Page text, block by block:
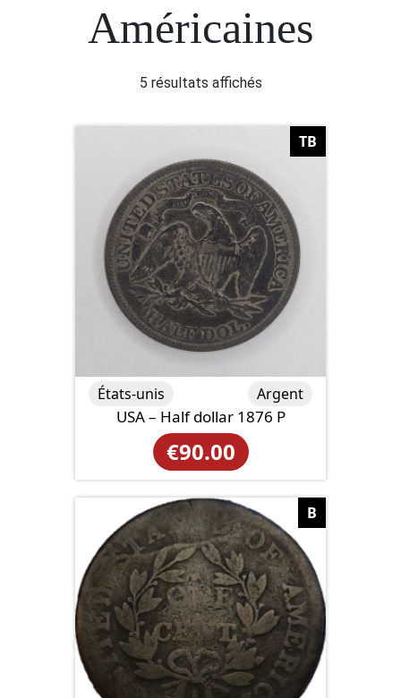
Américaines
5 résultats affichés
TB
USA – Half dollar 1876 P
€90.00
États-unis Argent
B